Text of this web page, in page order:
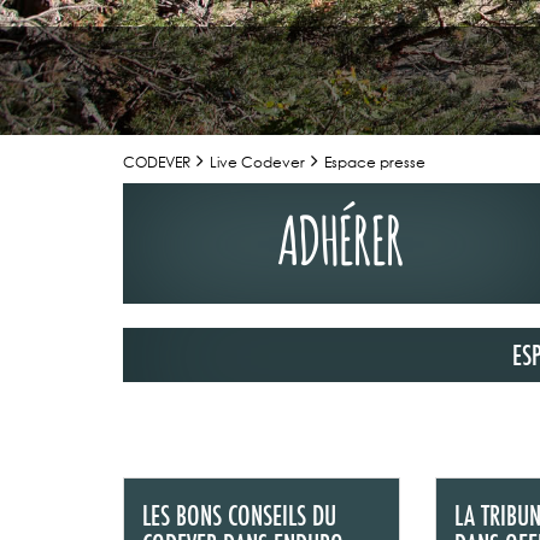
CODEVER Live Codever Espace presse
ADHÉRER
LES BONS CONSEILS DU
LA
Retrouvez la